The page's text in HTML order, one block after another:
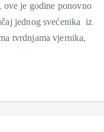
ove je godine ponovno
jednog svećenika iz
tvrdnjama vjernika,